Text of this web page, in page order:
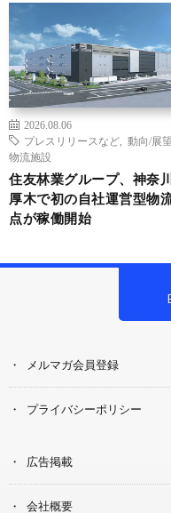
2026.08.06
プレスリリースなど
動向/展望
物流施設
住友林業グループ、神奈
厚木で初の自社運営型物
点が稼働開始
メルマガ会員登録
プライバシーポリシー
広告掲載
会社概要